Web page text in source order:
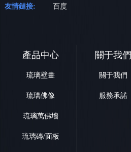
友情鏈接: 百度
產品中心
琉璃壁畫
琉璃佛像
琉璃萬佛墻
琉璃磚/面板
關于我們
關于我們
服務承諾